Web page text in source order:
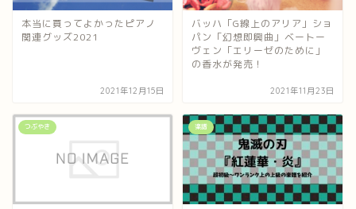
本当に買ってよかったピアノ
関連グッズ2021
2021年12月15日
バッハ「G線上のアリア」ショ
パン「幻想即興曲」ベートー
ヴェン「エリーゼのために」
の香水が発売！
2021年11月23日
つぶやき 楽譜